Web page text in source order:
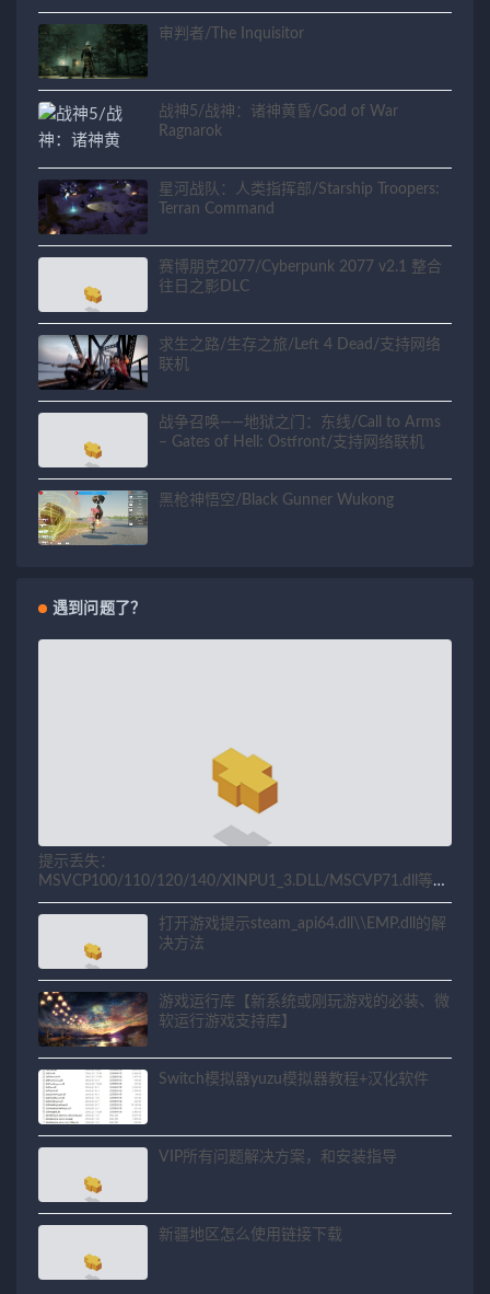
审判者/The Inquisitor
战神5/战神：诸神黄昏/God of War
Ragnarok
星河战队：人类指挥部/Starship Troopers:
Terran Command
赛博朋克2077/Cyberpunk 2077 v2.1 整合
往日之影DLC
求生之路/生存之旅/Left 4 Dead/支持网络
联机
战争召唤——地狱之门：东线/Call to Arms
– Gates of Hell: Ostfront/支持网络联机
黑枪神悟空/Black Gunner Wukong
遇到问题了？
提示丢失：
MSVCP100/110/120/140/XINPU1_3.DLL/MSCVP71.dll等相
关问题解决方法
打开游戏提示steam_api64.dll\\EMP.dll的解
决方法
游戏运行库【新系统或刚玩游戏的必装、微
软运行游戏支持库】
Switch模拟器yuzu模拟器教程+汉化软件
VIP所有问题解决方案，和安装指导
新疆地区怎么使用链接下载